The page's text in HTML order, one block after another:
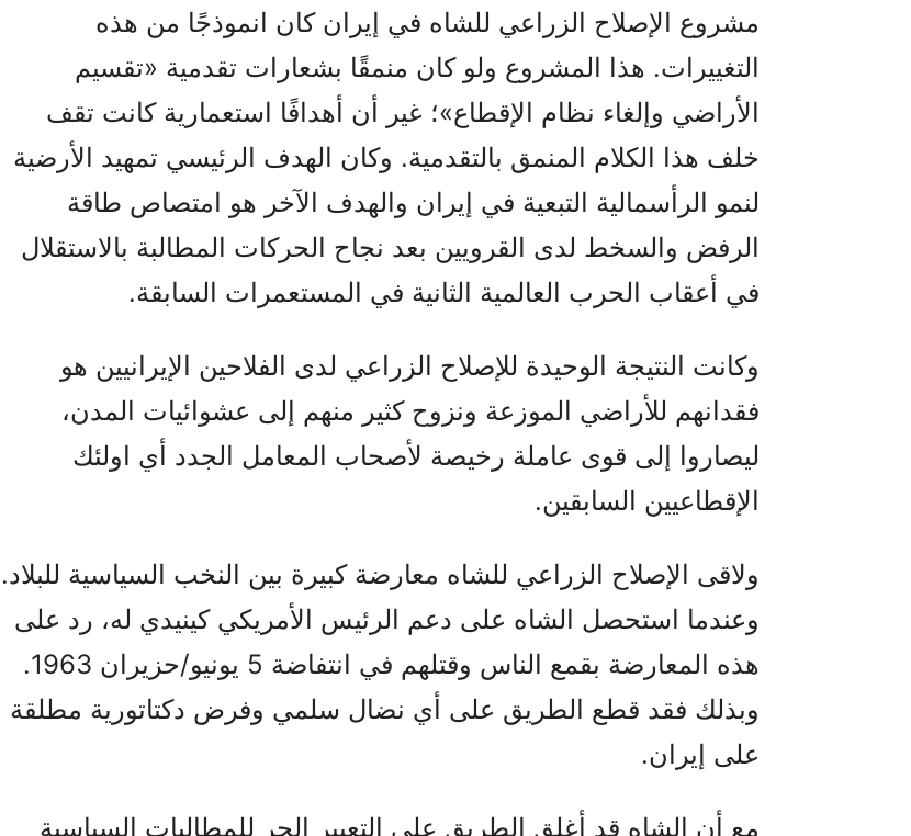
مشروع الإصلاح الزراعي للشاه في إيران كان انموذجًا من هذه
التغييرات. هذا المشروع ولو كان منمقًا بشعارات تقدمية «تقسيم
الأراضي وإلغاء نظام الإقطاع»؛ غير أن أهدافًا استعمارية كانت تقف
خلف هذا الكلام المنمق بالتقدمية. وكان الهدف الرئيسي تمهيد الأرضية
لنمو الرأسمالية التبعية في إيران والهدف الآخر هو امتصاص طاقة
الرفض والسخط لدى القرويين بعد نجاح الحركات المطالبة بالاستقلال
في أعقاب الحرب العالمية الثانية في المستعمرات السابقة.
وكانت النتيجة الوحيدة للإصلاح الزراعي لدى الفلاحين الإيرانيين هو
فقدانهم للأراضي الموزعة ونزوح كثير منهم إلى عشوائيات المدن،
ليصاروا إلى قوى عاملة رخيصة لأصحاب المعامل الجدد أي اولئك
الإقطاعيين السابقين.
ولاقى الإصلاح الزراعي للشاه معارضة كبيرة بين النخب السياسية للبلاد.
وعندما استحصل الشاه على دعم الرئيس الأمريكي كينيدي له، رد على
هذه المعارضة بقمع الناس وقتلهم في انتفاضة 5 يونيو/حزيران 1963.
وبذلك فقد قطع الطريق على أي نضال سلمي وفرض دكتاتورية مطلقة
على إيران.
مع أن الشاه قد أغلق الطريق على التعبير الحر للمطالبات السياسية